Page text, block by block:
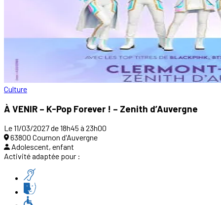
Culture
À VENIR – K-Pop Forever ! – Zenith d’Auvergne
Le 11/03/2027 de 18h45 à 23h00
63800 Cournon d'Auvergne
Adolescent, enfant
Activité adaptée pour :